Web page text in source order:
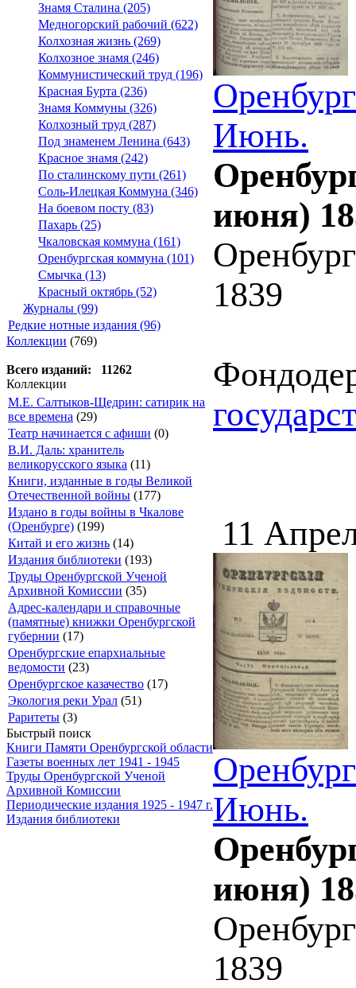
Знамя Сталина (205)
Медногорский рабочий (622)
Колхозная жизнь (269)
Колхозное знамя (246)
Коммунистический труд (196)
Красная Бурта (236)
Знамя Коммуны (326)
Колхозный труд (287)
Под знаменем Ленина (643)
Красное знамя (242)
По сталинскому пути (261)
Соль-Илецкая Коммуна (346)
На боевом посту (83)
Пахарь (25)
Чкаловская коммуна (161)
Оренбургская коммуна (101)
Смычка (13)
Красный октябрь (52)
Журналы (99)
Редкие нотные издания (96)
Коллекции (769)
Всего изданий: 11262
Коллекции
М.Е. Салтыков-Щедрин: сатирик на
все времена (29)
Театр начинается с афиши (0)
В.И. Даль: хранитель
великорусского языка (11)
Книги, изданные в годы Великой
Отечественной войны (177)
Издано в годы войны в Чкалове
(Оренбурге) (199)
Китай и его жизнь (14)
Издания библиотеки (193)
Труды Оренбургской Ученой
Архивной Комиссии (35)
Адрес-календари и справочные
(памятные) книжки Оренбургской
губернии (17)
Оренбургские епархиальные
ведомости (23)
Оренбургское казачество (17)
Экология реки Урал (51)
Раритеты (3)
Быстрый поиск
Книги Памяти Оренбургской области
Газеты военных лет 1941 - 1945
Труды Оренбургской Ученой
Архивной Комиссии
Периодические издания 1925 - 1947 г.
Издания библиотеки
Июнь.
июня)
1839
11
Июнь.
июня)
1839